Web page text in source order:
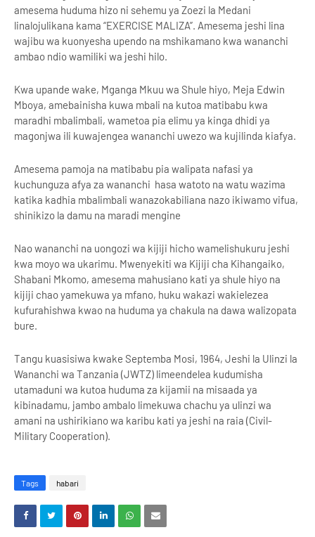
amesema huduma hizo ni sehemu ya Zoezi la Medani
linalojulikana kama “EXERCISE MALIZA”. Amesema jeshi lina
wajibu wa kuonyesha upendo na mshikamano kwa wananchi
ambao ndio wamiliki wa jeshi hilo.
Kwa upande wake, Mganga Mkuu wa Shule hiyo, Meja Edwin
Mboya, amebainisha kuwa mbali na kutoa matibabu kwa
maradhi mbalimbali, wametoa pia elimu ya kinga dhidi ya
magonjwa ili kuwajengea wananchi uwezo wa kujilinda kiafya.
Amesema pamoja na matibabu pia walipata nafasi ya
kuchunguza afya za wananchi hasa watoto na watu wazima
katika kadhia mbalimbali wanazokabiliana nazo ikiwamo vifua,
shinikizo la damu na maradi mengine
Nao wananchi na uongozi wa kijiji hicho wamelishukuru jeshi
kwa moyo wa ukarimu. Mwenyekiti wa Kijiji cha Kihangaiko,
Shabani Mkomo, amesema mahusiano kati ya shule hiyo na
kijiji chao yamekuwa ya mfano, huku wakazi wakielezea
kufurahishwa kwao na huduma ya chakula na dawa walizopata
bure.
Tangu kuasisiwa kwake Septemba Mosi, 1964, Jeshi la Ulinzi la
Wananchi wa Tanzania (JWTZ) limeendelea kudumisha
utamaduni wa kutoa huduma za kijamii na misaada ya
kibinadamu, jambo ambalo limekuwa chachu ya ulinzi wa
amani na ushirikiano wa karibu kati ya jeshi na raia (Civil-
Military Cooperation).
Tags habari